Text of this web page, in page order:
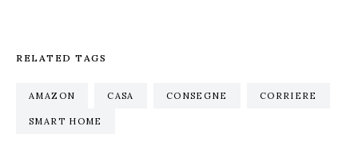
RELATED TAGS
AMAZON CASA CONSEGNE CORRIERE
SMART HOME